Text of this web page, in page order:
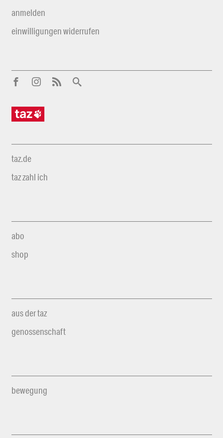
anmelden
einwilligungen widerrufen
taz.de
taz zahl ich
abo
shop
aus der taz
genossenschaft
bewegung